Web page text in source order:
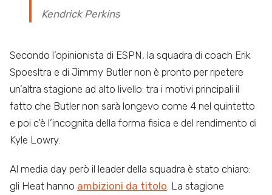
Kendrick Perkins
Secondo l’opinionista di ESPN, la squadra di coach Erik
Spoesltra e di Jimmy Butler non è pronto per ripetere
un’altra stagione ad alto livello: tra i motivi principali il
fatto che Butler non sarà longevo come 4 nel quintetto
e poi c’è l’incognita della forma fisica e del rendimento di
Kyle Lowry.
Al media day però il leader della squadra è stato chiaro:
gli Heat hanno ambizioni da titolo. La stagione